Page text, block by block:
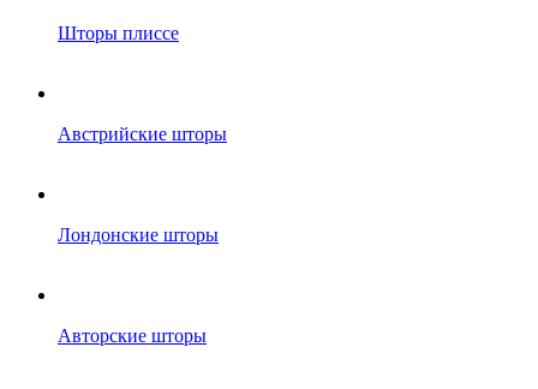
Шторы плиссе
Австрийские шторы
Лондонские шторы
Авторские шторы